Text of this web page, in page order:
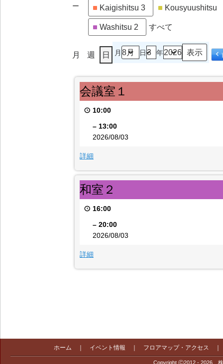
ー
Kaigishitsu 3 Kousyuushitsu
Washitsu 2 すべて
月 週 日 月 日 年
会議室１
10:00
– 13:00
2026/08/03
{title}
詳細
和室２
16:00
– 20:00
2026/08/03
{title}
詳細
ホーム イベント情報 フロアマップ・アクセス
Copyright Ⓒ2012 - 2026 株